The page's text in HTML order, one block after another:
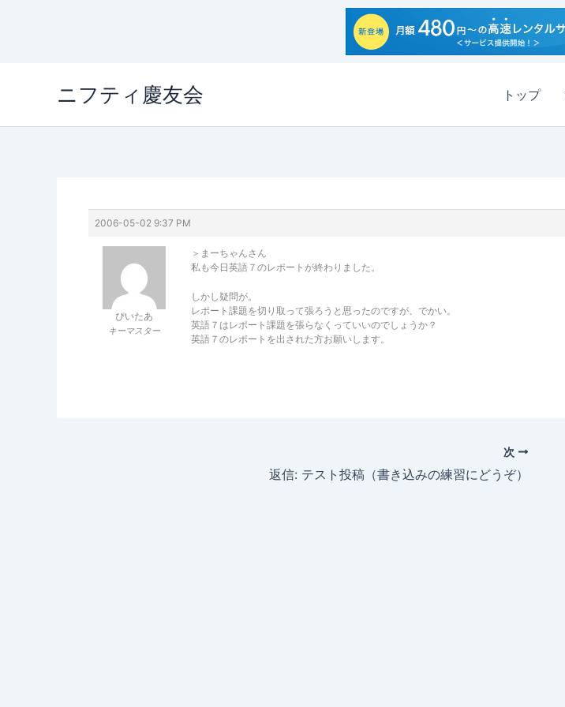
ニフティ慶友会 トップ
2006-05-02 9:37 PM
ぴいたあ
キーマスター
＞まーちゃんさん
私も今日英語７のレポートが終わりました。
しかし疑問が。
レポート課題を切り取って張ろうと思ったのですが、でかい。
英語７はレポート課題を張らなくっていいのでしょうか？
英語７のレポートを出された方お願いします。
次
返信: テスト投稿（書き込みの練習にどうぞ）